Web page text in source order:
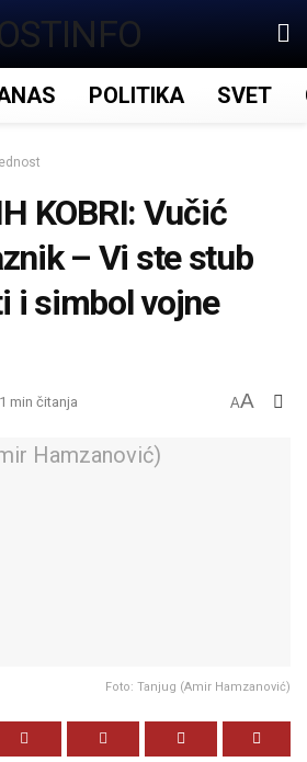
POLITIKA SVET
KOBRI: Vučić
– Vi ste stub
i simbol vojne
min čitanja AA
Foto: Tanjug (Amir Hamzanović)